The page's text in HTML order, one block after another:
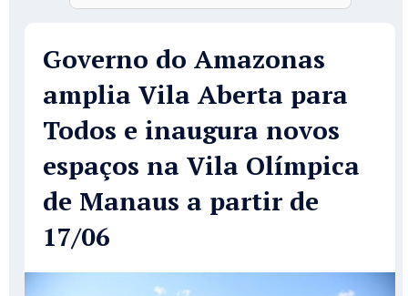
Governo do Amazonas
amplia Vila Aberta para
Todos e inaugura novos
espaços na Vila Olímpica
de Manaus a partir de
17/06